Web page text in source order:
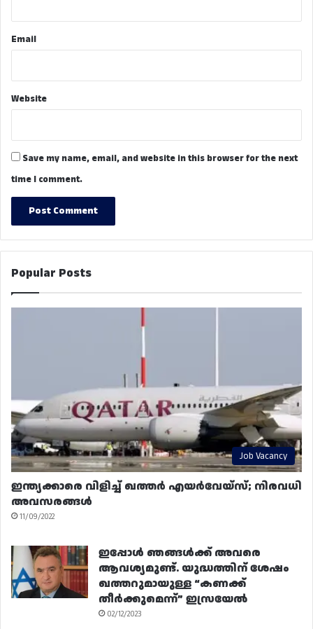
Email
Website
Save my name, email, and website in this browser for the next
time I comment.
Popular Posts
Job Vacancy
ഇന്ത്യക്കാരെ വിളിച്ച് ഖത്തർ എയർവേയ്‌സ്; നിരവധി
അവസരങ്ങൾ
11/09/2022
ഇപ്പോൾ ഞങ്ങൾക്ക് അവരെ
ആവശ്യമുണ്ട്. യുദ്ധത്തിന് ശേഷം
ഖത്തറുമായുള്ള “കണക്ക്
തീർക്കുമെന്ന്” ഇസ്രയേൽ
02/12/2023